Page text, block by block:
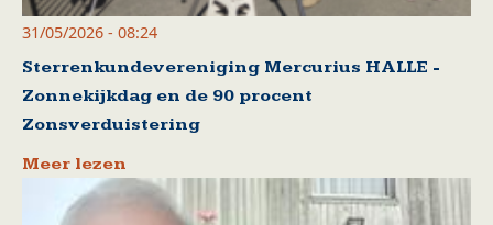
31/05/2026 - 08:24
Sterrenkundevereniging Mercurius HALLE -
Zonnekijkdag en de 90 procent
Zonsverduistering
Meer lezen